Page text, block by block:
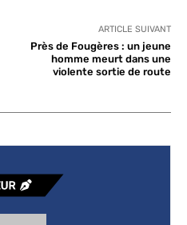
ARTICLE SUIVANT
Près de Fougères : un jeune
homme meurt dans une
violente sortie de route